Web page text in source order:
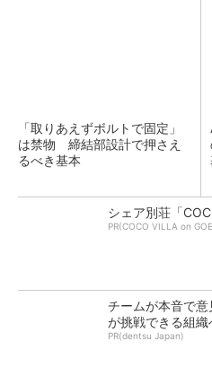
「取りあえずボルトで固定」
は禁物 締結部設計で押さえ
るべき基本
シェア別荘「
PR(COCO VILLA on
チームが本音で
が挑戦できる組織
PR(dentsu Japan)